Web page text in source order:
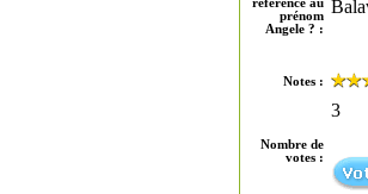
référence au
prénom
Angele ? :
Notes :
Nombre de
votes :
3